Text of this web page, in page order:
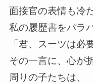
面接官の表情も冷
私の履歴書をパラ
「君、スーツは必
その一言に、心が
周りの子たちは、